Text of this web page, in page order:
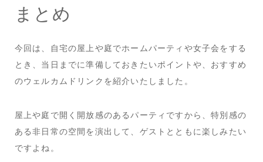
まとめ
今回は、自宅の屋上や庭でホームパーティや女子会をする
とき、当日までに準備しておきたいポイントや、おすすめ
のウェルカムドリンクを紹介いたしました。
屋上や庭で開く開放感のあるパーティですから、特別感の
ある非日常の空間を演出して、ゲストとともに楽しみたい
ですよね。